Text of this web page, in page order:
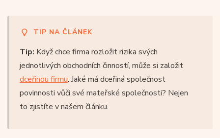
TIP NA ČLÁNEK
Tip: Když chce firma rozložit rizika svých
jednotlivých obchodních činností, může si založit
dceřinou firmu. Jaké má dceřiná společnost
povinnosti vůči své mateřské společnosti? Nejen
to zjistíte v našem článku.